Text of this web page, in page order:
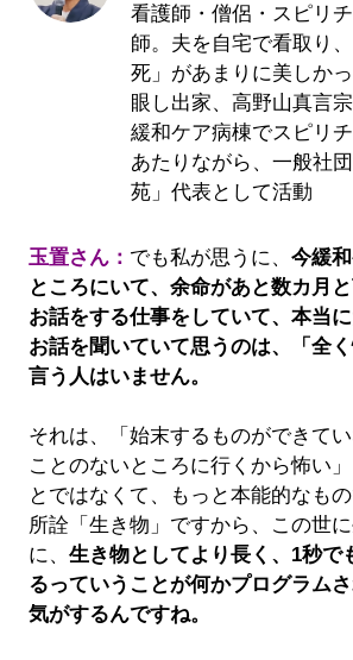
看護師・僧侶・スピリ
師。夫を自宅で看取り
死」があまりに美しか
眼し出家、高野山真言宗
緩和ケア病棟でスピリ
あたりながら、一般社
苑」代表として活動
玉置さん： でも私が思うに、 今緩
ところにいて、余命があと数カ月
お話をする仕事をしていて、本当
お話を聞いていて思うのは、「全
言う人はいません。
それは、「始末するものができて
ことのないところに行くから怖い
とではなくて、もっと本能的なも
所詮「生き物」ですから、この世
に、 生き物としてより長く、1秒で
るっていうことが何かプログラム
気がするんですね。